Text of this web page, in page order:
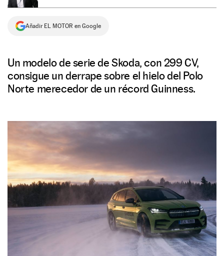
Añadir EL MOTOR en Google
Un modelo de serie de Skoda, con 299 CV,
consigue un derrape sobre el hielo del Polo
Norte merecedor de un récord Guinness.